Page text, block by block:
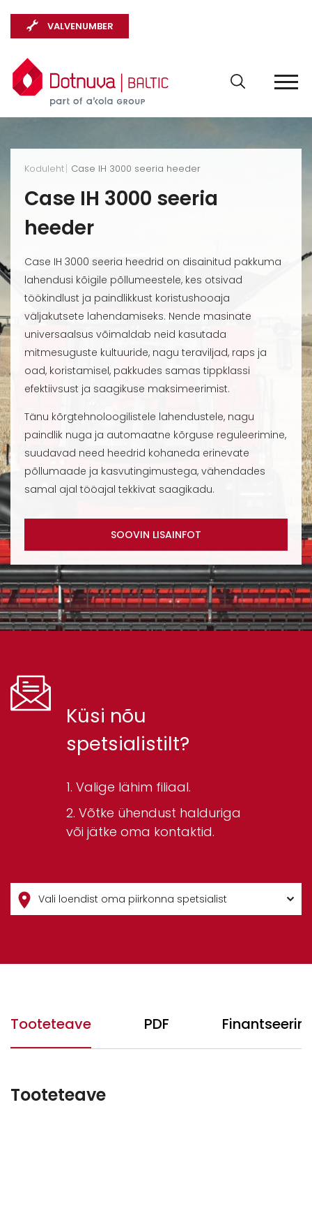
VALVENUMBER
Koduleht Case IH 3000 seeria heeder
Case IH 3000 seeria
heeder
Case IH 3000 seeria heedrid on disainitud pakkuma
lahendusi kõigile põllumeestele, kes otsivad
töökindlust ja paindlikkust koristushooaja
väljakutsete lahendamiseks. Nende masinate
universaalsus võimaldab neid kasutada
mitmesuguste kultuuride, nagu teraviljad, raps ja
oad, koristamisel, pakkudes samas tippklassi
efektiivsust ja saagikuse maksimeerimist.
Tänu kõrgtehnoloogilistele lahendustele, nagu
paindlik nuga ja automaatne kõrguse reguleerimine,
suudavad need heedrid kohaneda erinevate
põllumaade ja kasvutingimustega, vähendades
samal ajal tööajal tekkivat saagikadu.
SOOVIN LISAINFOT
Küsi nõu
spetsialistilt?
Valige lähim filiaal.
Võtke ühendust halduriga
või jätke oma kontaktid.
Tooteteave PDF
Tooteteave